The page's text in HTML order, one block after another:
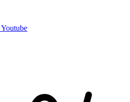
Youtube